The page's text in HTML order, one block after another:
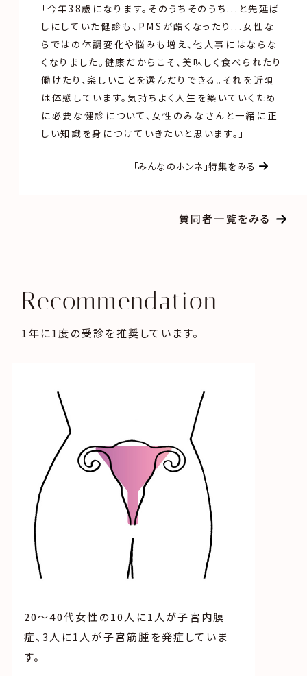
「今年38歳になります。そのうちそのうち...と先延ば
しにしていた健診も、PMSが酷くなったり...女性な
らではの体調変化や悩みも増え、他人事にはならな
くなりました。健康だからこそ、美味しく食べられたり
働けたり、楽しいことを選んだりできる。それを近頃
は体感しています。気持ちよく人生を築いていくため
に必要な健診について、女性のみなさんと一緒に正
しい知識を身につけていきたいと思います。」
「みんなのホンネ」特集をみる
賛同者一覧をみる
Recommendation
1年に1度の受診を推奨しています。
20～40代女性の10人に1人が子宮内膜
症、3人に1人が子宮筋腫を発症していま
す。